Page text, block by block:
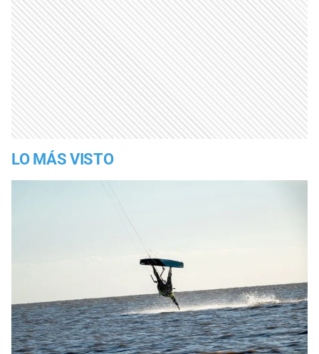
LO MÁS VISTO